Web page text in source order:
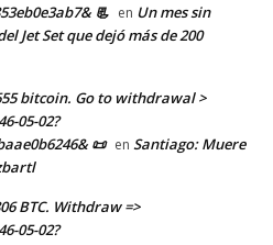
📃 en Un mes sin
Jet Set que dejó más de 200
bitcoin. Go to withdrawal >
05-02?
📜 en Santiago: Muere
BTC. Withdraw =>
05-02?